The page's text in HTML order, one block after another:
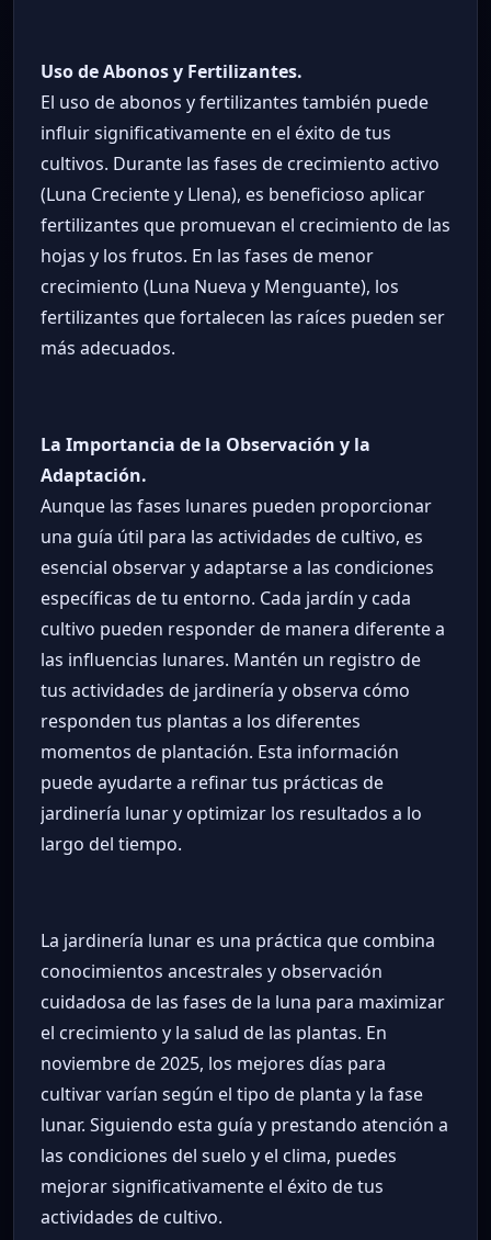
Uso de Abonos y Fertilizantes.
El uso de abonos y fertilizantes también puede
influir significativamente en el éxito de tus
cultivos. Durante las fases de crecimiento activo
(Luna Creciente y Llena), es beneficioso aplicar
fertilizantes que promuevan el crecimiento de las
hojas y los frutos. En las fases de menor
crecimiento (Luna Nueva y Menguante), los
fertilizantes que fortalecen las raíces pueden ser
más adecuados.
La Importancia de la Observación y la
Adaptación.
Aunque las fases lunares pueden proporcionar
una guía útil para las actividades de cultivo, es
esencial observar y adaptarse a las condiciones
específicas de tu entorno. Cada jardín y cada
cultivo pueden responder de manera diferente a
las influencias lunares. Mantén un registro de
tus actividades de jardinería y observa cómo
responden tus plantas a los diferentes
momentos de plantación. Esta información
puede ayudarte a refinar tus prácticas de
jardinería lunar y optimizar los resultados a lo
largo del tiempo.
La jardinería lunar es una práctica que combina
conocimientos ancestrales y observación
cuidadosa de las fases de la luna para maximizar
el crecimiento y la salud de las plantas. En
noviembre de 2025, los mejores días para
cultivar varían según el tipo de planta y la fase
lunar. Siguiendo esta guía y prestando atención a
las condiciones del suelo y el clima, puedes
mejorar significativamente el éxito de tus
actividades de cultivo.